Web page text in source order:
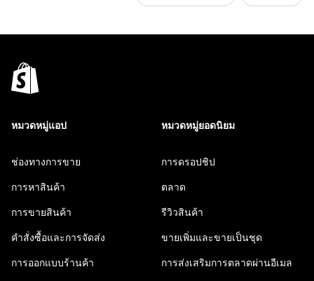
หมวดหมู่แอป
ช่องทางการขาย
การหาสินค้า
การขายสินค้า
คำสั่งซื้อและการจัดส่ง
การออกแบบร้านค้า
หมวดหมู่ยอดนิยม
การดรอปชิป
ตลาด
รีวิวสินค้า
ขายเพิ่มและขายเป็นชุด
การส่งเสริมการตลาดผ่านอีเมล